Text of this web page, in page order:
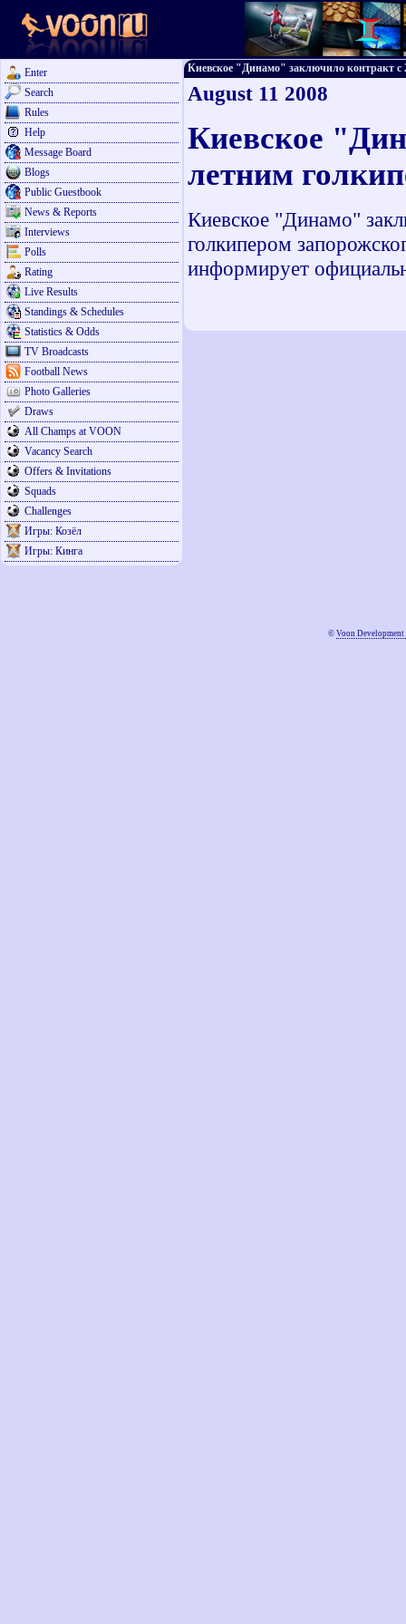
Enter
Search
Rules
Help
Message Board
Blogs
Public Guestbook
News & Reports
Interviews
Polls
Rating
Live Results
Standings & Schedules
Statistics & Odds
TV Broadcasts
Football News
Photo Galleries
Draws
All Champs at VOON
Vacancy Search
Offers & Invitations
Squads
Challenges
Игры: Козёл
Игры: Кинга
Киевское "Динамо" заключило контракт с
August 11 2008
Киевское
летним
Киевское "Динамо"
голкипером
информирует
© Voon Development